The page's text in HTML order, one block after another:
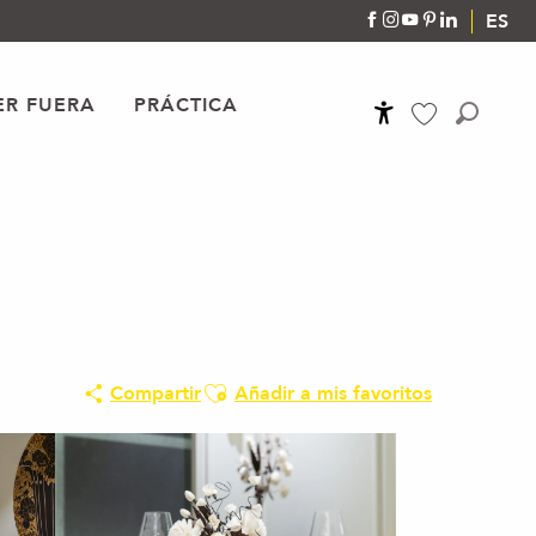
ES
FUERA PRÁCTICA
CompartirAjouter aux favoris
Añadir a mis favoritos